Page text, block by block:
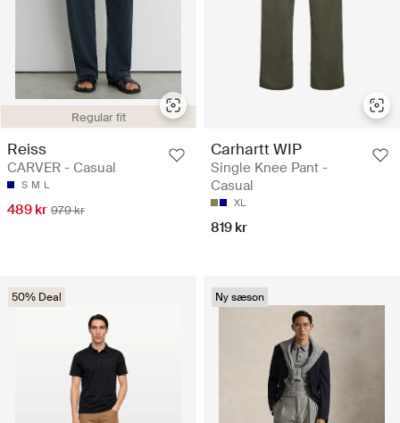
Regular fit
Reiss
CARVER - Casual
S M L
489 kr 979 kr
Carhartt WIP
Single Knee Pant -
Casual
XL
819 kr
50% Deal Ny sæson